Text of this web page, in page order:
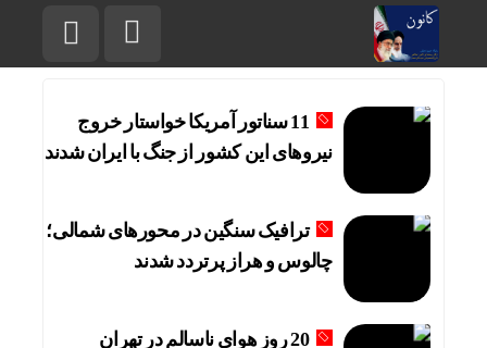
11 سناتور آمریکا خواستار خروج
نیروهای این کشور از جنگ با ایران شدند
ترافیک سنگین در محورهای شمالی؛
چالوس و هراز پرتردد شدند
20 روز هوای ناسالم در تهران